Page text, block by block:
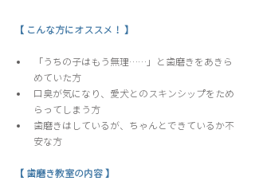
【 こんな方にオススメ！ 】
「うちの子はもう無理……」と歯磨きをあきら
めていた方
口臭が気になり、愛犬とのスキンシップをため
らってしまう方
歯磨きはしているが、ちゃんとできているか不
安な方
【 歯磨き教室の内容 】